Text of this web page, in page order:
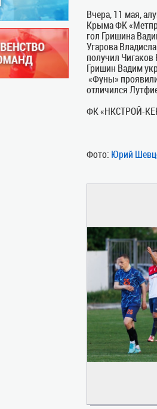
Вчера, 11 мая,
Крыма ФК
гол Гришина
Угарова
получил
Гришин Вадим
«Фуны»
отличился
ФК «НКСТРОЙ-
Фото: Юрий